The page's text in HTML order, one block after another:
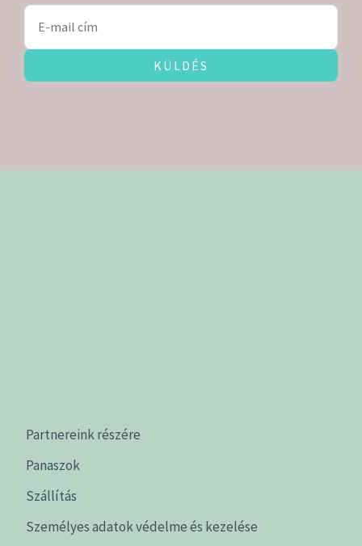
KÜLDÉS
Partnereink részére
Panaszok
Szállítás
Személyes adatok védelme és kezelése